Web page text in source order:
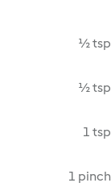
½ tsp
½ tsp
1 tsp
1 pinch